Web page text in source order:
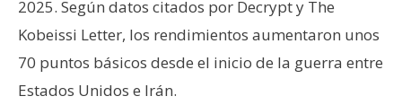
2025. Según datos citados por Decrypt y The
Kobeissi Letter, los rendimientos aumentaron unos
70 puntos básicos desde el inicio de la guerra entre
Estados Unidos e Irán.